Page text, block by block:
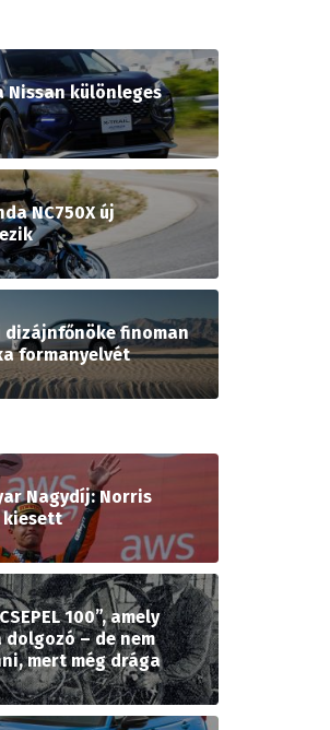
Nissan különleges
NC750X új
dizájnfőnöke finoman
formanyelvét
Nagydíj: Norris
kiesett
100”, amely
– de nem
mert még drága